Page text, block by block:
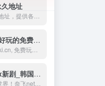
地址
免费在线游戏 - 玩最好玩的免费游戏 就在 Poki
555电影_最新Netflix新剧_韩国电影免费在线观看